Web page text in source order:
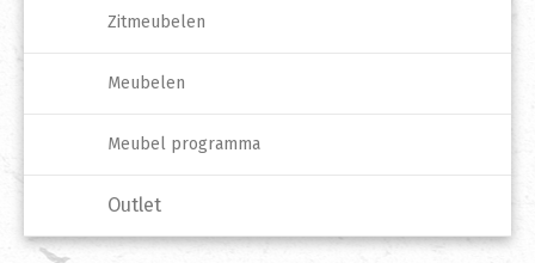
Zitmeubelen
Meubelen
Meubel programma
Outlet